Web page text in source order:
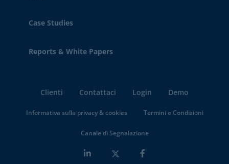
Case Studies
Reports & White Papers
Clienti Contattaci Login Demo
Informativa sulla privacy & cookies Termini e Condizioni
Canale di Segnalazione